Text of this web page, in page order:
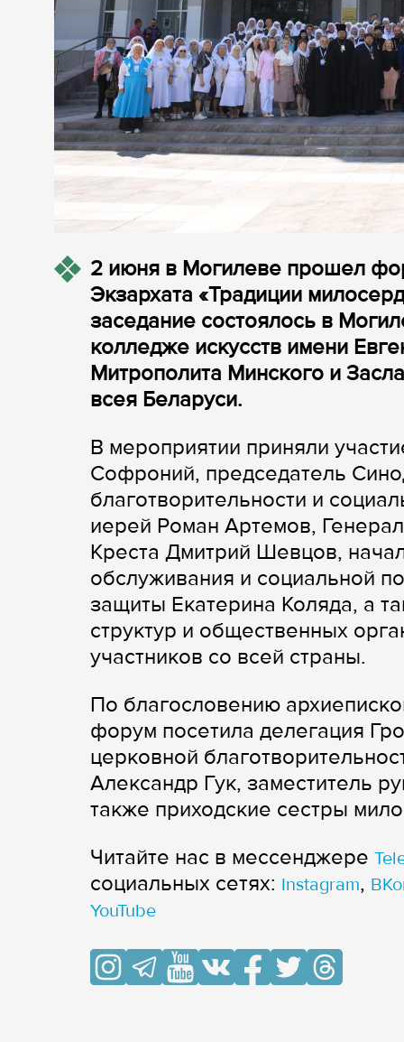
2 июня в Могилеве прошел
Экзархата «Традиции
заседание состоялось в
колледже искусств имени
Митрополита Минского и
всея Беларуси.
В мероприятии приняли
Софроний, председатель
благотворительности и
иерей Роман Артемов,
Креста Дмитрий Шевцов,
обслуживания и социальной
защиты Екатерина Коляда, а
структур и общественных
участников со всей страны.
По благословению
форум посетила делегация
церковной
Александр Гук, заместитель
также приходские сестры
Читайте нас в мессенджере
cоциальных сетях: Instagram,
YouTube